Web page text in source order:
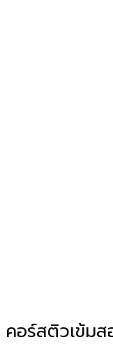
คอร์สติวเข้มส